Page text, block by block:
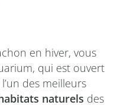
en hiver, vous
qui est ouvert
des meilleurs
naturels des